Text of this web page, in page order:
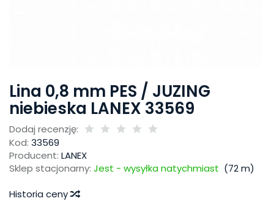
Lina 0,8 mm PES / JUZING
niebieska LANEX 33569
Dodaj recenzję:
Kod: 33569
Producent: LANEX
Sklep stacjonarny: Jest - wysyłka natychmiast (72m)
Historia ceny